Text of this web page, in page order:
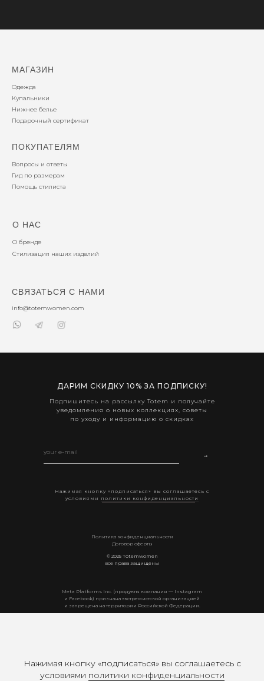
МАГАЗИН
Одежда
Купальники
Нижнее белье
Подарочный сертификат
ПОКУПАТЕЛЯМ
Вопросы и ответы
Гид по размерам
Помощь стилиста
О НАС
О бренде
Стилизация наших изделий
info@totemwomen.com
СВЯЗАТЬСЯ С НАМИ
Мeta Platforms Inc. (продукты компании — Instagram
и Facebook) признана экстремистской организацией
и запрещена на территории Российской Федерации.
© 2025 Totemwomen
все права защищены
Политика конфиденциальности
Договор оферты
→
Подпишитесь на рассылку Totem и получайте
уведомления о новых коллекциях, советы
по уходу и информацию о скидках
Нажимая кнопку «подписаться» вы соглашаетесь с
условиями политики конфиденциальности
ДАРИМ СКИДКУ 10% ЗА ПОДПИСКУ!
Нажимая кнопку «подписаться» вы соглашаетесь с
условиями политики конфиденциальности